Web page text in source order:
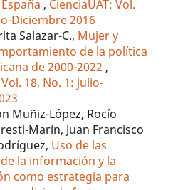
, CienciaUAT: Vol.
Diciembre 2016
Salazar-C., Mujer y
de la política
de 2000-2022 ,
18, No. 1: julio-
Muñiz-López, Rocío
Marín, Juan Francisco
Uso de las
la información y la
como estrategia para